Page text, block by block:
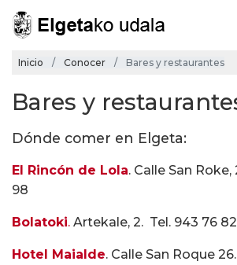
Inicio Conocer Bares y restaurantes
Bares y
Dónde comer en Elgeta:
El Rincón de Lola. Calle San
98
Bolatoki. Artekale, 2. Tel. 943 76
Hotel Maialde. Calle San Roque